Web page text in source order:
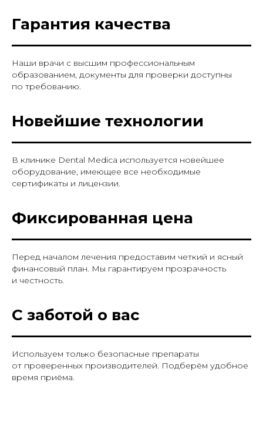
Гарантия качества
Наши врачи с высшим профессиональным
образованием, документы для проверки доступны
по требованию.
Новейшие технологии
В клинике Dental Medica используется новейшее
оборудование, имеющее все необходимые
сертификаты и лицензии.
Фиксированная цена
Перед началом лечения предоставим четкий и ясный
финансовый план. Мы гарантируем прозрачность
и честность.
С заботой о вас
Используем только безопасные препараты
от проверенных производителей. Подберём удобное
время приёма.